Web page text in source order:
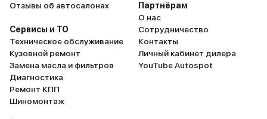
Отзывы об автосалонах
Сервисы и ТО
Техническое обслуживание
Кузовной ремонт
Замена масла и фильтров
Диагностика
Ремонт КПП
Шиномонтаж
Партнёрам
О нас
Сотрудничество
Контакты
Личный кабинет дилера
YouTube Autospot